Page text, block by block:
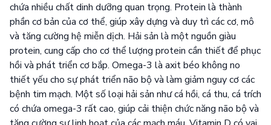
chứa nhiều chất dinh dưỡng quan trọng. Protein là thành
phần cơ bản của cơ thể, giúp xây dựng và duy trì các cơ, mô
và tăng cường hệ miễn dịch. Hải sản là một nguồn giàu
protein, cung cấp cho cơ thể lượng protein cần thiết để phục
hồi và phát triển cơ bắp. Omega-3 là axit béo không no
thiết yếu cho sự phát triển não bộ và làm giảm nguy cơ các
bệnh tim mạch. Một số loại hải sản như cá hồi, cá thu, cá trích
có chứa omega-3 rất cao, giúp cải thiện chức năng não bộ và